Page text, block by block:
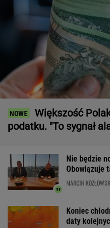
Większość
podatku. "To sygnał
Nie będzie
Obowiązuje
MARCIN
Koniec
daty